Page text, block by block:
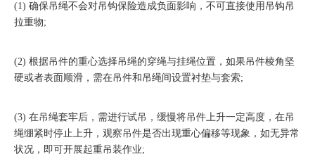
(1) 确保吊绳不会对吊钩保险造成负面影响，不可直接使用吊钩吊
拉重物;
(2) 根据吊件的重心选择吊绳的穿绳与挂绳位置，如果吊件棱角坚
硬或者表面顺滑，需在吊件和吊绳间设置衬垫与套索;
(3) 在吊绳套牢后，需进行试吊，缓慢将吊件上升一定高度，在吊
绳绷紧时停止上升，观察吊件是否出现重心偏移等现象，如无异常
状况，即可开展起重吊装作业;